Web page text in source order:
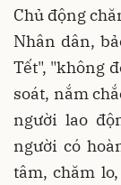
Chủ động
Nhân dân,
Tết", "không
soát, nắm
người lao
người có
tâm, chăm